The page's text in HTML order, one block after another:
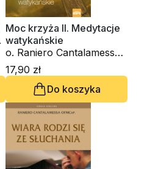
Moc krzyża II. Medytacje
watykańskie
o. Raniero Cantalamessa
OFM Cap.
17,90 zł
Do koszyka